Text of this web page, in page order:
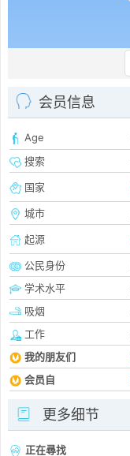
会员信息
Age
搜索
国家
城市
起源
公民身份
学术水平
吸烟
工作
我的朋友们
会员自
更多细节
正在尋找